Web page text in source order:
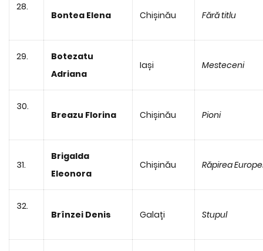
28.
Bontea Elena Chișinău Fără titlu
29.
Botezatu
Adriana
Iași Mesteceni
30.
Breazu Florina Chișinău Pioni
31.
Brigalda
Eleonora
Chișinău Răpirea
32.
Brînzei Denis Galați Stupul